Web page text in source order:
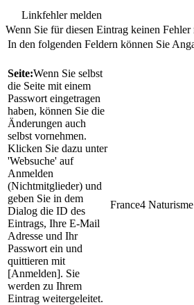
Linkfehler melden
Wenn Sie für diesen Eintrag keinen
In den folgenden Feldern können Sie
Seite:Wenn Sie selbst
die Seite mit einem
Passwort eingetragen
haben, können Sie die
Änderungen auch
selbst vornehmen.
Klicken Sie dazu unter
'Websuche' auf
Anmelden
(Nichtmitglieder) und
geben Sie in dem
Dialog die ID des
Eintrags, Ihre E-Mail
Adresse und Ihr
Passwort ein und
quittieren mit
[Anmelden]. Sie
werden zu Ihrem
Eintrag weitergeleitet.
France4 Naturisme